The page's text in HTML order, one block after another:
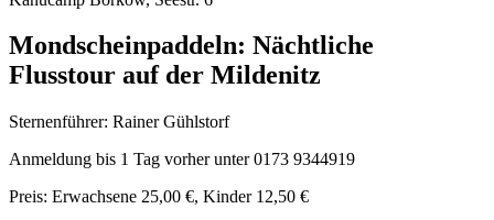
Mondscheinpaddeln: Nächtliche
Flusstour auf der Mildenitz
Sternenführer: Rainer Gühlstorf
Anmeldung bis 1 Tag vorher unter 0173 9344919
Preis: Erwachsene 25,00 €, Kinder 12,50 €